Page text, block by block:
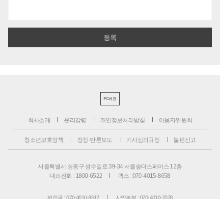
PC버전
회사소개 윤리강령 개인정보처리방침 이용자위원회
청소년보호정책 정정·반론보도 기사심의규정 불편신고
서울특별시 성동구 성수일로 39-34 서울숲더스페이스 12층
대표전화 : 1800-6522
팩스 : 070-4015-8658
편집국 : 070-4010-8512 사업본부 : 070-4010-7078